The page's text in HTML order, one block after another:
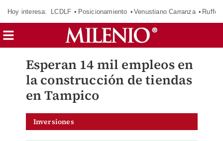
Hoy interesa: LCDLF Posicionamiento Venustiano Carranza Ruffo
Esperan 14 mil empleos en
la construcción de tiendas
en Tampico
Inversiones